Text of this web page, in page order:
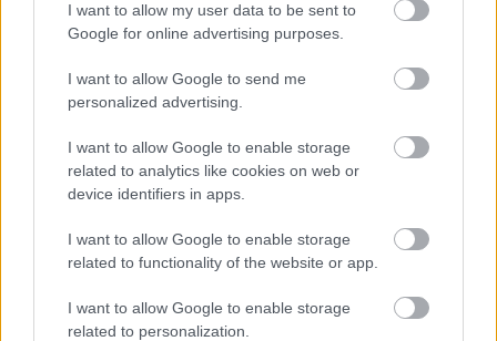
I want to allow my user data to be sent to
Google for online advertising purposes.
I want to allow Google to send me
personalized advertising.
I want to allow Google to enable storage
related to analytics like cookies on web or
device identifiers in apps.
I want to allow Google to enable storage
related to functionality of the website or app.
I want to allow Google to enable storage
related to personalization.